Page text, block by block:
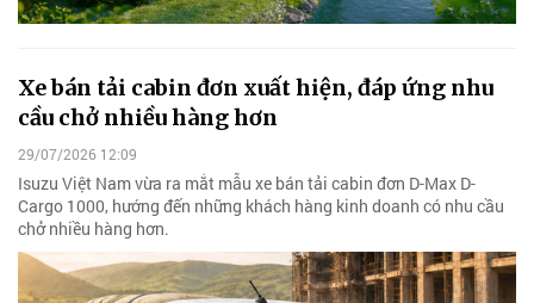
Xe bán tải cabin đơn xuất hiện, đáp ứng nhu
cầu chở nhiều hàng hơn
29/07/2026 12:09
Isuzu Việt Nam vừa ra mắt mẫu xe bán tải cabin đơn D-Max D-
Cargo 1000, hướng đến những khách hàng kinh doanh có nhu cầu
chở nhiều hàng hơn.